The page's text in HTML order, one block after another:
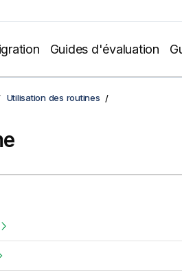
Guides d'évaluation
Utilisation des routines